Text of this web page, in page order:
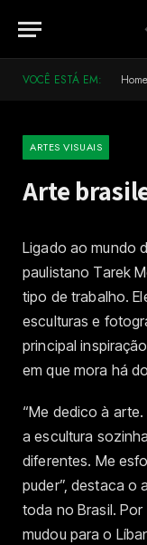
VOCÊ ESTÁ EM: Home
ARTES VISUAIS
Arte
Ligado ao mundo
paulistano Tarek
tipo de trabalho.
esculturas e
principal
em que mora há
“Me dedico à
a escultura
diferentes. Me
puder”, destaca o
toda no Brasil.
mudou para o